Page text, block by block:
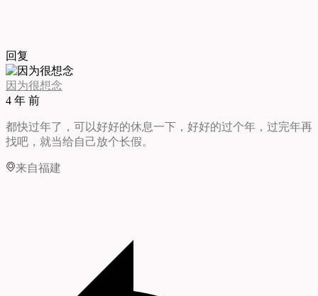
回复
因为很想念
4 年 前
都快过年了，可以好好的休息一下，好好的过个年，过完年再
找吧，就当给自己放个长假。
来自福建